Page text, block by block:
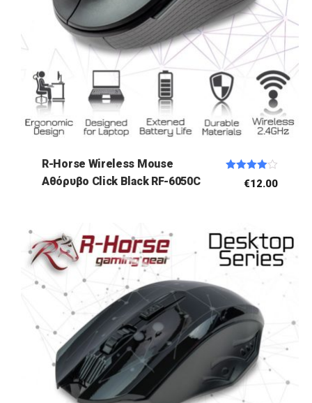
R-Horse Wireless Mouse
Αθόρυβο Click Black RF-6050C
Rated
€12.00